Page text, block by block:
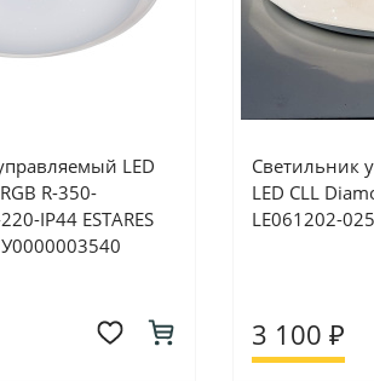
LED
R-350-
IP44 ESTARES
У0000003540
Светильник
LED CLL
LE061202-025
3 100 ₽